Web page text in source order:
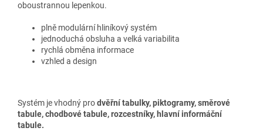
oboustrannou lepenkou.
plně modulární hliníkový systém
jednoduchá obsluha a velká variabilita
rychlá obměna informace
vzhled a design
Systém je vhodný prodvěřní tabulky,piktogramy,směrové
tabule, chodbové tabule, rozcestníky, hlavní informáční
tabule.